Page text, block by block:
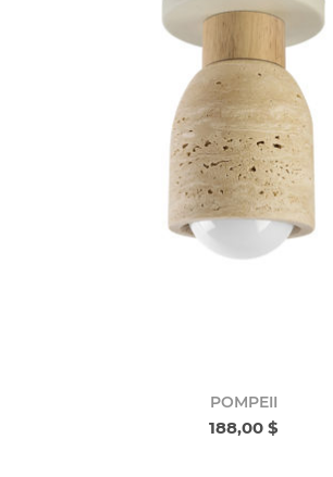
POMPEII
188,00 $